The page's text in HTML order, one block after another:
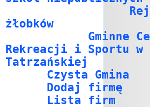
żłobków
Gminne
Rekreacji i Sportu w
Tatrzańskiej
Czysta Gmina
Dodaj firmę
Lista firm